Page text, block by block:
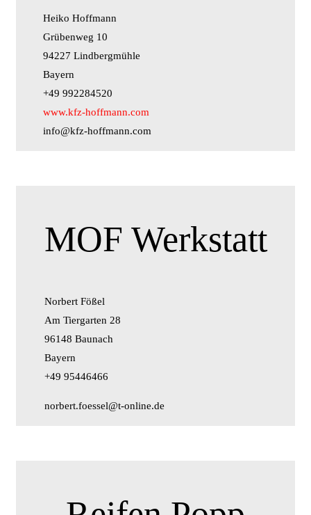
Heiko Hoffmann
Grübenweg 10
94227 Lindbergmühle
Bayern
+49 992284520
www.kfz-hoffmann.com
info@kfz-hoffmann.com
MOF Werkstatt
Norbert Fößel
Am Tiergarten 28
96148 Baunach
Bayern
+49 95446466
norbert.foessel@t-online.de